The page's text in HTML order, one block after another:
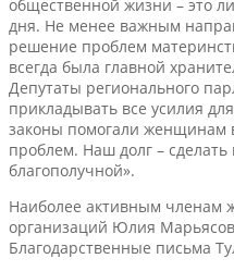
общественной жизни – это
дня. Не менее важным
решение проблем
всегда была главной
Депутаты регионального
прикладывать все усилия
законы помогали женщинам
проблем. Наш долг –
благополучной».
Наиболее активным членам
организаций Юлия
Благодарственные письма